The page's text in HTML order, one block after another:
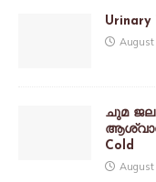
Urinary
ചുമ
Cold